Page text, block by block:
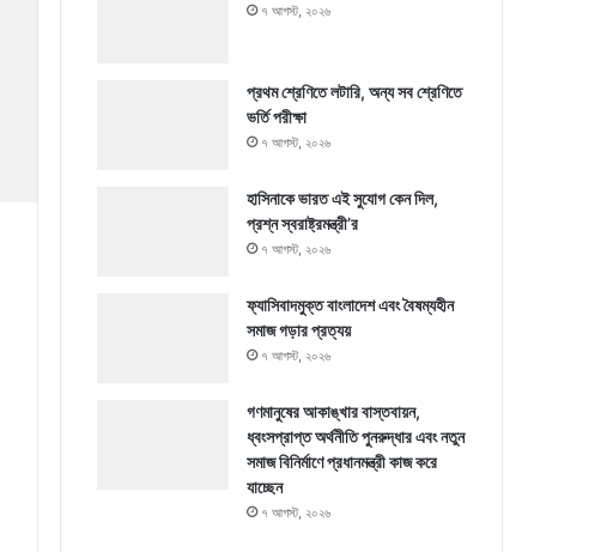
৭ আগস্ট, ২০২৬
প্রথম শ্রেণিতে লটারি, অন্য সব শ্রেণিতে
ভর্তি পরীক্ষা
৭ আগস্ট, ২০২৬
হাসিনাকে ভারত এই সুযোগ কেন দিল,
প্রশ্ন স্বরাষ্ট্রমন্ত্রী’র
৭ আগস্ট, ২০২৬
ফ্যাসিবাদমুক্ত বাংলাদেশ এবং বৈষম্যহীন
সমাজ গড়ার প্রত্যয়
৭ আগস্ট, ২০২৬
গণমানুষের আকাঙ্খার বাস্তবায়ন,
ধ্বংসপ্রাপ্ত অর্থনীতি পুনরুদ্ধার এবং নতুন
সমাজ বিনির্মাণে প্রধানমন্ত্রী কাজ করে
যাচ্ছেন
৭ আগস্ট, ২০২৬